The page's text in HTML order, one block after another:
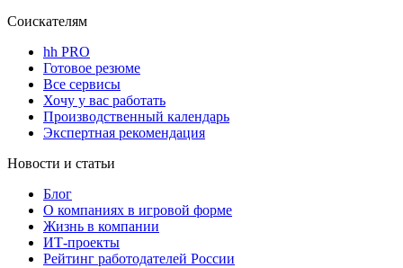
Соискателям
hh PRO
Готовое резюме
Все сервисы
Хочу у вас работать
Производственный календарь
Экспертная рекомендация
Новости и статьи
Блог
О компаниях в игровой форме
Жизнь в компании
ИТ-проекты
Рейтинг работодателей России